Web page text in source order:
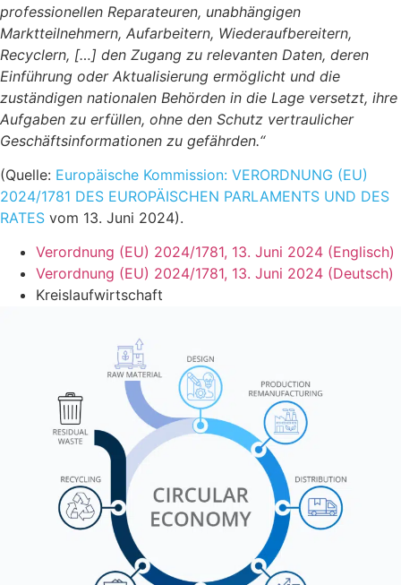
professionellen Reparateuren, unabhängigen
Marktteilnehmern, Aufarbeitern, Wiederaufbereitern,
Recyclern, […] den Zugang zu relevanten Daten, deren
Einführung oder Aktualisierung ermöglicht und die
zuständigen nationalen Behörden in die Lage versetzt, ihre
Aufgaben zu erfüllen, ohne den Schutz vertraulicher
Geschäftsinformationen zu gefährden.“
(Quelle: Europäische Kommission: VERORDNUNG (EU)
2024/1781 DES EUROPÄISCHEN PARLAMENTS UND DES
RATES vom 13. Juni 2024).
Verordnung (EU) 2024/1781, 13. Juni 2024 (Englisch)
Verordnung (EU) 2024/1781, 13. Juni 2024 (Deutsch)
Kreislaufwirtschaft